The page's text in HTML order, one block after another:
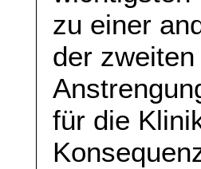
zu einer
der
für die